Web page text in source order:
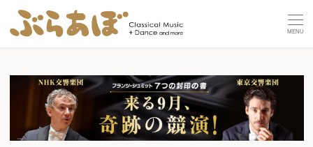
MENU